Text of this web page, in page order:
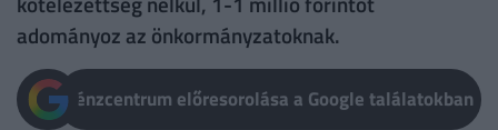
adományoz az önkormányzatoknak.
Pénzcentrum előresorolása a Google találatokban